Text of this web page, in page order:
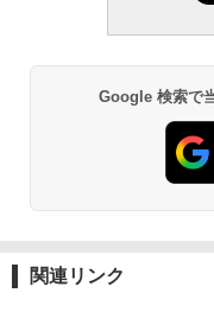
Google 検索で
関連リンク